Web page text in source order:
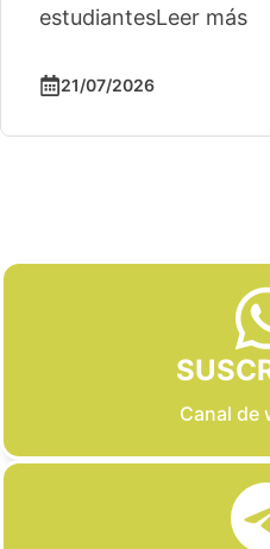
estudiantesLeer más
21/07/2026
Canal de